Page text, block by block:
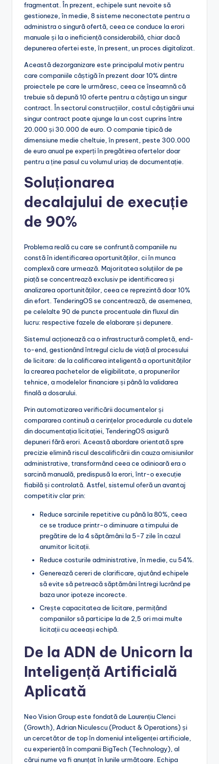
fragmentat. În prezent, echipele sunt nevoite să
gestioneze, în medie, 8 sisteme neconectate pentru a
administra o singură ofertă, ceea ce conduce la erori
manuale și la o ineficiență considerabilă, chiar dacă
depunerea ofertei este, în present, un proces digitalizat.
Această dezorganizare este principalul motiv pentru
care companiile câștigă în prezent doar 10% dintre
proiectele pe care le urmăresc, ceea ce înseamnă că
trebuie să depună 10 oferte pentru a câștiga un singur
contract. În sectorul construcțiilor, costul câștigării unui
singur contract poate ajunge la un cost cuprins între
20.000 și 30.000 de euro. O companie tipică de
dimensiune medie cheltuie, în present, peste 300.000
de euro anual pe experți în pregătirea ofertelor doar
pentru a ține pasul cu volumul uriaș de documentație.
Soluționarea
decalajului de execuție
de 90%
Problema reală cu care se confruntă companiile nu
constă în identificarea oportunităților, ci în munca
complexă care urmează. Majoritatea soluțiilor de pe
piață se concentrează exclusiv pe identificarea și
analizarea oportunităților, ceea ce reprezintă doar 10%
din efort. TenderingOS se concentrează, de asemenea,
pe celelalte 90 de puncte procentuale din fluxul din
lucru: respective fazele de elaborare și depunere.
Sistemul acționează ca o infrastructură completă, end-
to-end, gestionând întregul ciclu de viață al procesului
de licitare: de la calificarea inteligentă a oportunităților
la crearea pachetelor de eligibilitate, a propunerilor
tehnice, a modelelor financiare și până la validarea
finală a dosarului.
Prin automatizarea verificării documentelor și
compararea continuă a cerințelor procedurale cu datele
din documentația licitației, TenderingOS asigură
depuneri fără erori. Această abordare orientată spre
precizie elimină riscul descalificării din cauza omisiunilor
administrative, transformând ceea ce odinioară era o
sarcină manuală, predispusă la erori, într-o execuție
fiabilă și controlată. Astfel, sistemul oferă un avantaj
competitiv clar prin:
Reduce sarcinile repetitive cu până la 80%, ceea
ce se traduce printr-o diminuare a timpului de
pregătire de la 4 săptămâni la 5-7 zile în cazul
anumitor licitații.
Reduce costurile administrative, în medie, cu 54%.
Generează cereri de clarificare, ajutând echipele
să evite să petreacă săptămâni întregi lucrând pe
baza unor ipoteze incorecte.
Crește capacitatea de licitare, permițând
companiilor să participe la de 2,5 ori mai multe
licitații cu aceeași echipă.
De la ADN de Unicorn la
Inteligență Artificială
Aplicată
Neo Vision Group este fondată de Laurențiu Clenci
(Growth), Adrian Niculescu (Product & Operations) și
un cercetător de top în domeniul inteligenței artificiale,
cu experiență în companii BigTech (Technology), al
cărui nume va fi anunțat în lunile următoare. Echipa